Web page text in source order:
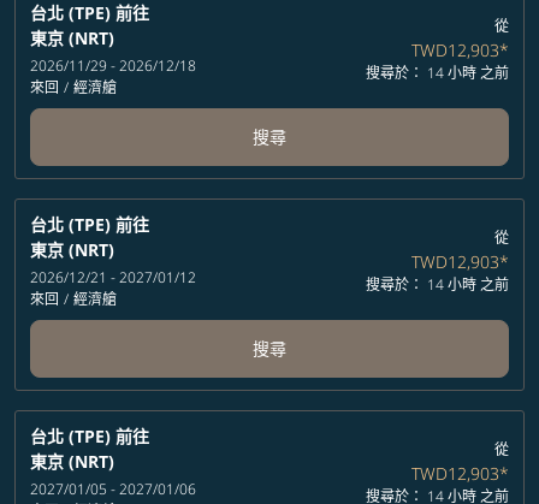
台北 (TPE) 前往
東京 (NRT)
2026/11/29 - 2026/12/18
來回 / 經濟艙
從
TWD12,903*
搜尋於： 14 小時 之前
搜尋
台北 (TPE) 前往
東京 (NRT)
2026/12/21 - 2027/01/12
來回 / 經濟艙
從
TWD12,903*
搜尋於： 14 小時 之前
搜尋
台北 (TPE) 前往
東京 (NRT)
2027/01/05 - 2027/01/06
從
TWD12,903*
搜尋於： 14 小時 之前